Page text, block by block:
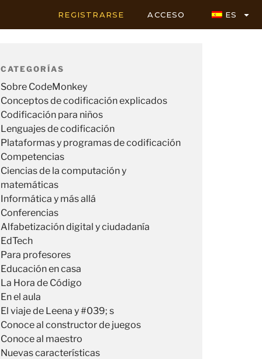
REGISTRARSE ACCESO ES
CATEGORÍAS
Sobre CodeMonkey
Conceptos de codificación explicados
Codificación para niños
Lenguajes de codificación
Plataformas y programas de codificación
Competencias
Ciencias de la computación y
matemáticas
Informática y más allá
Conferencias
Alfabetización digital y ciudadanía
EdTech
Para profesores
Educación en casa
La Hora de Código
En el aula
El viaje de Leena y #039; s
Conoce al constructor de juegos
Conoce al maestro
Nuevas características